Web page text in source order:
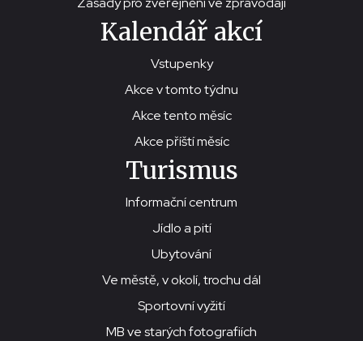
Kalendář akcí
Vstupenky
Akce v tomto týdnu
Akce tento měsíc
Akce příští měsíc
Turismus
Informační centrum
Jídlo a pití
Ubytování
Ve městě, v okolí, trochu dál
Sportovní vyžití
MB ve starých fotografiích